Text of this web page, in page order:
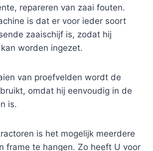
repareren van zaai fouten.
is dat er voor ieder soort
zaaischijf is, zodat hij
worden ingezet.
van proefvelden wordt de
omdat hij eenvoudig in de
is.
is het mogelijk meerdere
frame te hangen. Zo heeft U voor